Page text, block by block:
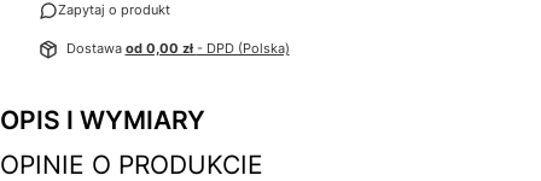
Zapytaj o produkt
Dostawa od 0,00 zł - DPD (Polska)
OPIS I WYMIARY
OPINIE O PRODUKCIE